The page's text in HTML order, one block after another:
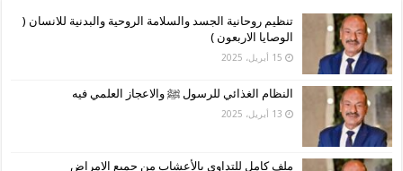
تنظيم روحانية الجسد والسلامة الروحية والبدنية للانسان (
الوصايا الاربعون )
15 أبريل، 2025
النظام الغذائي للرسول ﷺ والاعجاز العلمي فيه
13 أبريل، 2025
ملف كامل للتداوي بالأعشاب من جميع الامراض